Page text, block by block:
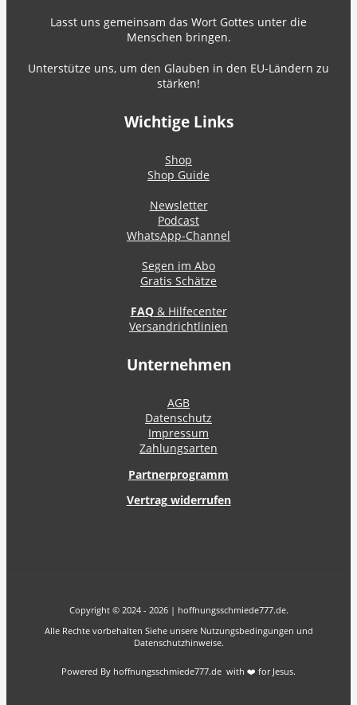
Lasst uns gemeinsam das Wort Gottes unter die
Menschen bringen.
Unterstütze uns, um den Glauben in den EU-Ländern zu
stärken!
Wichtige Links
Shop
Shop Guide
Newsletter
Podcast
WhatsApp-Channel
Segen im Abo
Gratis Schätze
FAQ& Hilfecenter
Versandrichtlinien
Unternehmen
AGB
Datenschutz
Impressum
Zahlungsarten
Partnerprogramm
Vertrag widerrufen
Copyright © 2024 - 2026 | hoffnungsschmiede777.de.
Alle Rechte vorbehalten Siehe unsere Nutzungsbedingungen und
Datenschutzhinweise.
Powered By hoffnungsschmiede777.de with ❤️ for Jesus.